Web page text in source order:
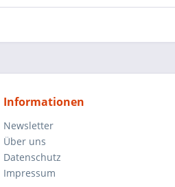
Informationen
Newsletter
Über uns
Datenschutz
Impressum